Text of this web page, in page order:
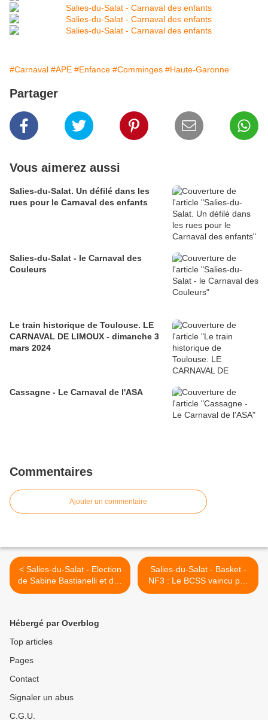
#Carnaval #APE #Enfance #Comminges #Haute-Garonne
Partager
Vous aimerez aussi
Salies-du-Salat. Un défilé dans les
rues pour le Carnaval des enfants
Salies-du-Salat - le Carnaval des
Couleurs
Le train historique de Toulouse. LE
CARNAVAL DE LIMOUX - dimanche 3
mars 2024
Cassagne - Le Carnaval de l'ASA
Commentaires
Ajouter un commentaire
< Salies-du-Salat - Election
de Sabine Bastianelli et des
adjoints
Salies-du-Salat - Basket -
NF3 : Le BCSS vaincu par
Chalosse (60-73) >
Hébergé par Overblog
Top articles
Pages
Contact
Signaler un abus
C.G.U.